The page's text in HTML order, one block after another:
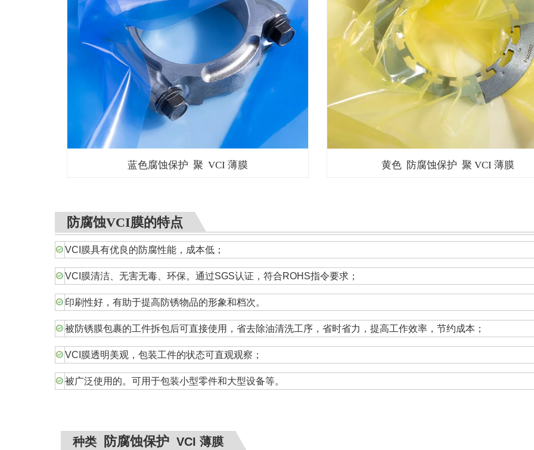
蓝色腐蚀保护 聚 VCI 薄膜 黄色 防腐蚀保护 聚 VCI 薄膜
防腐蚀VCI膜的特点
VCI膜具有优良的防腐性能，成本低；
VCI膜清洁、无害无毒、环保。通过SGS认证，符合ROHS指令要求；
印刷性好，有助于提高防锈物品的形象和档次。
被防锈膜包裹的工件拆包后可直接使用，省去除油清洗工序，省时省力，提高工作效率，节约成本；
VCI膜透明美观，包装工件的状态可直观观察；
被广泛使用的。可用于包装小型零件和大型设备等。
种类 防腐蚀保护 VCI 薄膜